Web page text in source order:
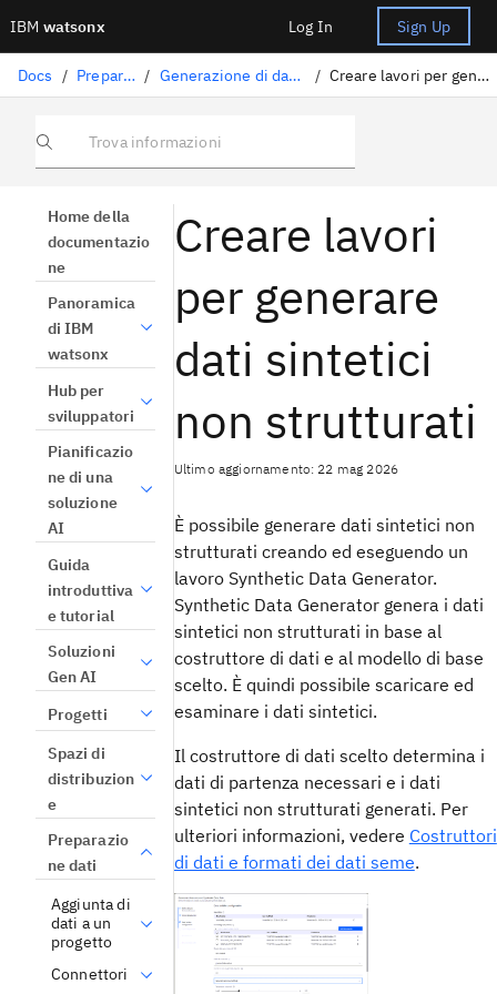
IBM watsonx Log In Sign Up
Docs / Preparazione dati / Generazione di dati sintetici non strutturati / Creare lavori per generare dati sintetici non strutturati
Trova informazioni
Home della
documentazio
ne
Panoramica
di IBM
watsonx
Hub per
sviluppatori
Pianificazio
ne di una
soluzione
AI
Guida
introduttiva
e tutorial
Soluzioni
Gen AI
Progetti
Spazi di
distribuzion
e
Preparazio
ne dati
Aggiunta di
dati a un
progetto
Connettori
Creare lavori
per generare
dati sintetici
non strutturati
Ultimo aggiornamento: 22 mag 2026
È possibile generare dati sintetici non
strutturati creando ed eseguendo un
lavoro Synthetic Data Generator.
Synthetic Data Generator genera i dati
sintetici non strutturati in base al
costruttore di dati e al modello di base
scelto. È quindi possibile scaricare ed
esaminare i dati sintetici.
Il costruttore di dati scelto determina i
dati di partenza necessari e i dati
sintetici non strutturati generati. Per
ulteriori informazioni, vedere Costruttori
di dati e formati dei dati seme.